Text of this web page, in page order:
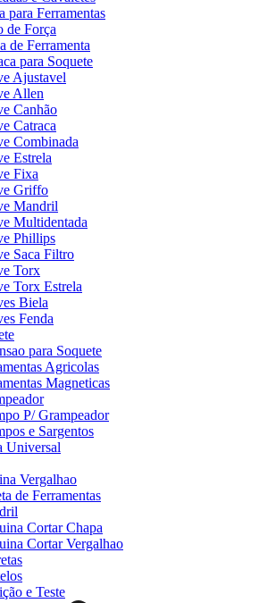
para Ferramentas
de Força
de Ferramenta
para Soquete
Ajustavel
Allen
Canhão
Catraca
Combinada
Estrela
Fixa
Griffo
Mandril
Multidentada
Phillips
Saca Filtro
Torx
Torx Estrela
Biela
Fenda
para Soquete
Agricolas
Magneticas
P/ Grampeador
e Sargentos
Universal
Vergalhao
de Ferramentas
Cortar Chapa
Cortar Vergalhao
e Teste